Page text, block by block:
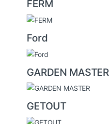
FERM
Ford
GARDEN MASTER
GETOUT